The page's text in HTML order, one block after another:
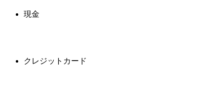
現金
クレジットカード